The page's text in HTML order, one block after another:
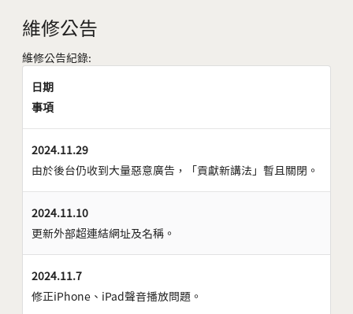
維修公告
維修公告紀錄:
日期
事項
2024.11.29
由於後台仍收到大量惡意廣告，「貢獻新講法」暫且關閉。
2024.11.10
更新外部超連結網址及名稱。
2024.11.7
修正iPhone、iPad聲音播放問題。